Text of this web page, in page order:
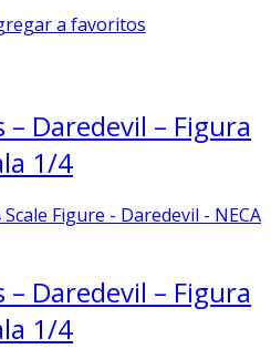
a favoritos
– Daredevil – Figura
1/4
– Daredevil – Figura
1/4